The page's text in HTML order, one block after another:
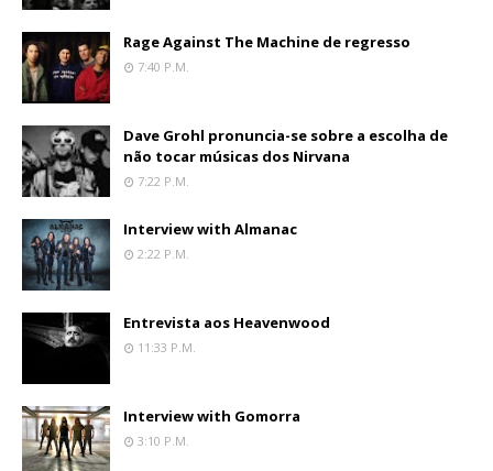
Rage Against The Machine de regresso
7:40 P.m.
Dave Grohl pronuncia-se sobre a escolha de
não tocar músicas dos Nirvana
7:22 P.m.
Interview with Almanac
2:22 P.m.
Entrevista aos Heavenwood
11:33 P.m.
Interview with Gomorra
3:10 P.m.